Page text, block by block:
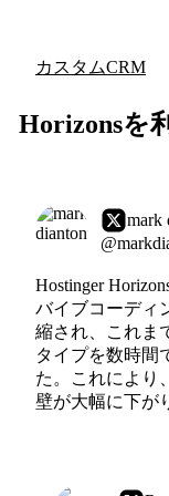
カスタムCRM
Horizonsを
mark
Hostinger
バイブコーディ
縮され、これま
タイプを数時間
た。これにより
壁が大幅に下が